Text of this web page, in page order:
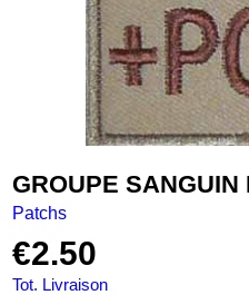
GROUPE
Patchs
€2.50
Tot. Livraison